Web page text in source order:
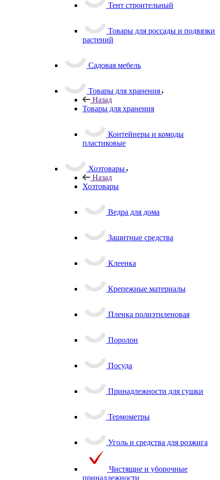
Тент строительный
Товары для россады и подвязки
растений
Садовая мебель
Товары для хранения
Назад
Товары для хранения
Контейнеры и комоды
пластиковые
Хозтовары
Назад
Хозтовары
Ведра для дома
Защитные средства
Клеенка
Крепежные материалы
Пленка полиэтиленовая
Поролон
Посуда
Принадлежности для сушки
Термометры
Уголь и средства для розжига
Чистящие и уборочные
принадлежности